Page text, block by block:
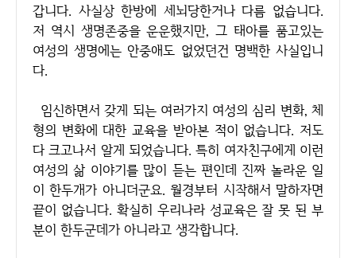
갑니다. 사실상 한방에 세뇌당한거나 다름 없습니다.
저 역시 생명존중을 운운했지만, 그 태아를 품고있는
여성의 생명에는 안중애도 없었던건 명백한 사실입니
다.
임신하면서 갖게 되는 여러가지 여성의 심리 변화, 체
형의 변화에 대한 교육을 받아본 적이 없습니다. 저도
다 크고나서 알게 되었습니다. 특히 여자친구에게 이런
여성의 삶 이야기를 많이 듣는 편인데 진짜 놀라운 일
이 한두개가 아니더군요. 월경부터 시작해서 말하자면
끝이 없습니다. 확실히 우리나라 성교육은 잘 못 된 부
분이 한두군데가 아니라고 생각합니다.